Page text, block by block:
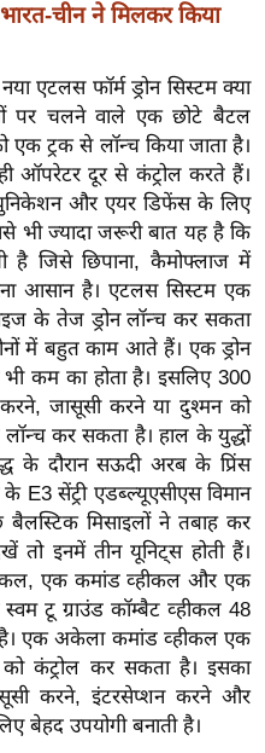
चीन ने मिलकर किया
एटलस फॉर्म ड्रोन सिस्टम क्या
पर चलने वाले एक छोटे बैटल
एक ट्रक से लॉन्च किया जाता है।
ऑपरेटर दूर से कंट्रोल करते हैं।
और एयर डिफेंस के लिए
भी ज्यादा जरूरी बात यह है कि
है जिसे छिपाना, कैमोफ्लाज में
आसान है। एटलस सिस्टम एक
के तेज ड्रोन लॉन्च कर सकता
में बहुत काम आते हैं। एक ड्रोन
कम का होता है। इसलिए 300
जासूसी करने या दुश्मन को
कर सकता है। हाल के युद्धों
के दौरान सऊदी अरब के प्रिंस
E3 सेंट्री एडब्ल्यूएसीएस विमान
मिसाइलों ने तबाह कर
तो इनमें तीन यूनिट्स होती हैं।
एक कमांड व्हीकल और एक
टू ग्राउंड कॉम्बैट व्हीकल 48
है। एक अकेला कमांड व्हीकल एक
कंट्रोल कर सकता है। इसका
करने, इंटरसेप्शन करने और
बेहद उपयोगी बनाती है।